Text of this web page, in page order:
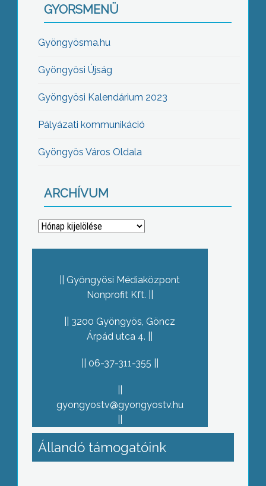
GYORSMENÜ
Gyöngyösma.hu
Gyöngyösi Újság
Gyöngyösi Kalendárium 2023
Pályázati kommunikáció
Gyöngyös Város Oldala
ARCHÍVUM
Archívum
Gyöngyösi Médiaközpont
Nonprofit Kft.
3200 Gyöngyös, Göncz
Árpád utca 4.
06-37-311-355
gyongyostv@gyongyostv.hu
Állandó támogatóink